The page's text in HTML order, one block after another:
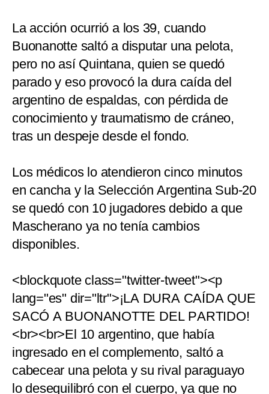
La acción ocurrió a los 39, cuando
Buonanotte saltó a disputar una pelota,
pero no así Quintana, quien se quedó
parado y eso provocó la dura caída del
argentino de espaldas, con pérdida de
conocimiento y traumatismo de cráneo,
tras un despeje desde el fondo.
Los médicos lo atendieron cinco minutos
en cancha y la Selección Argentina Sub-20
se quedó con 10 jugadores debido a que
Mascherano ya no tenía cambios
disponibles.
<blockquote class="twitter-tweet"><p
lang="es" dir="ltr">¡LA DURA CAÍDA QUE
SACÓ A BUONANOTTE DEL PARTIDO!
<br><br>El 10 argentino, que había
ingresado en el complemento, saltó a
cabecear una pelota y su rival paraguayo
lo desequilibró con el cuerpo, ya que no